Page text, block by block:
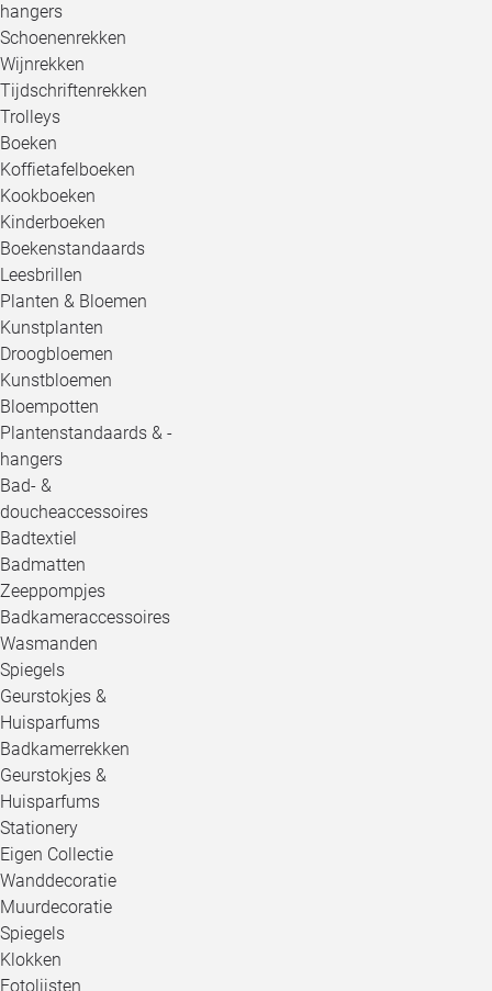
hangers
Schoenenrekken
Wijnrekken
Tijdschriftenrekken
Trolleys
Boeken
Koffietafelboeken
Kookboeken
Kinderboeken
Boekenstandaards
Leesbrillen
Planten & Bloemen
Kunstplanten
Droogbloemen
Kunstbloemen
Bloempotten
Plantenstandaards & -
hangers
Bad- &
doucheaccessoires
Badtextiel
Badmatten
Zeeppompjes
Badkameraccessoires
Wasmanden
Spiegels
Geurstokjes &
Huisparfums
Badkamerrekken
Geurstokjes &
Huisparfums
Stationery
Eigen Collectie
Wanddecoratie
Muurdecoratie
Spiegels
Klokken
Fotolijsten